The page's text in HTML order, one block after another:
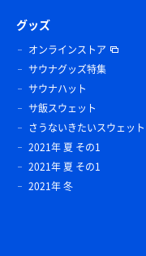
グッズ
オンラインストア
サウナグッズ特集
サウナハット
サ飯スウェット
さうないきたいスウェット
2021年 夏 その1
2021年 夏 その1
2021年 冬